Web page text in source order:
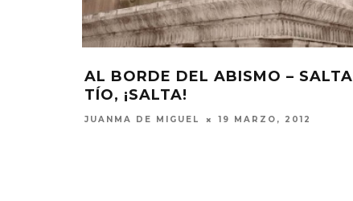
AL BORDE DEL ABISMO – SALTA
TÍO, ¡SALTA!
JUANMA DE MIGUEL 19 MARZO, 2012